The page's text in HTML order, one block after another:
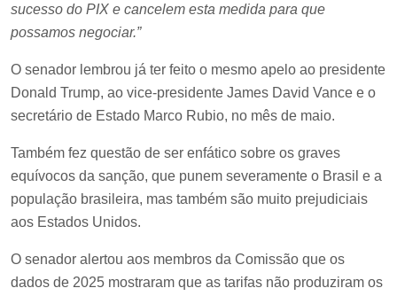
sucesso do PIX e cancelem esta medida para que
possamos negociar.”
O senador lembrou já ter feito o mesmo apelo ao presidente
Donald Trump, ao vice-presidente James David Vance e o
secretário de Estado Marco Rubio, no mês de maio.
Também fez questão de ser enfático sobre os graves
equívocos da sanção, que punem severamente o Brasil e a
população brasileira, mas também são muito prejudiciais
aos Estados Unidos.
O senador alertou aos membros da Comissão que os
dados de 2025 mostraram que as tarifas não produziram os